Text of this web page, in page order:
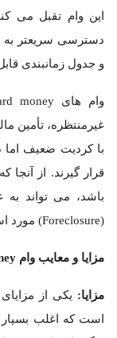
این وام تقبل می
دسترسی سریعتر به
و جدول زمانبندی
غیرمنتظره، تأمین
با کردیت ضعیف اما
باشد، می تواند به
(Foreclosure) مورد استفاده قرارگیرد.
مزایا و معایب وام
مزایا:
است که اغلب